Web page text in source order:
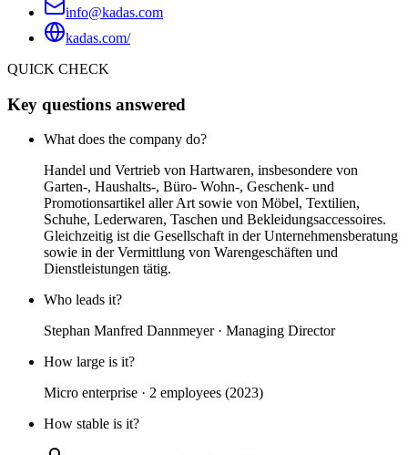
info@kadas.com
kadas.com/
QUICK CHECK
Key questions answered
What does the company do?
Handel und Vertrieb von Hartwaren, insbesondere von
Garten-, Haushalts-, Büro- Wohn-, Geschenk- und
Promotionsartikel aller Art sowie von Möbel, Textilien,
Schuhe, Lederwaren, Taschen und Bekleidungsaccessoires.
Gleichzeitig ist die Gesellschaft in der Unternehmensberatung
sowie in der Vermittlung von Warengeschäften und
Dienstleistungen tätig.
Who leads it?
Stephan Manfred Dannmeyer · Managing Director
How large is it?
Micro enterprise · 2 employees (2023)
How stable is it?